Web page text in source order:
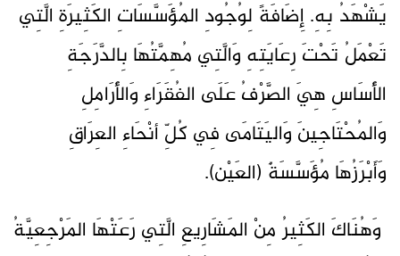
يَشْهَدُ بِهِ. إِضَافَةً لِوُجُودِ المُؤَسَّسَاتِ الكَثِيرَةِ الَّتِي
تَعْمَلُ تَحْتَ رِعَايَتِهِ وَالَّتِي مُهِمَّتُهَا بِالدَّرَجَةِ
الأَسَاسِ هِيَ الصَّرْفُ عَلَى الفُقَرَاءِ وَالأَرَامِلِ
وَالمُحْتَاجِينَ وَاليَتَامَى فِي كُلِّ أنْحَاءِ العِرَاقِ
وَأَبْرَزُهَا مُؤَسَّسَةٌ (العَيْن).
وَهُنَاكَ الكَثِيرُ مِنْ المَشَارِيعِ الَّتِي رَعَتْهَا المَرْجِعِيَّةُ